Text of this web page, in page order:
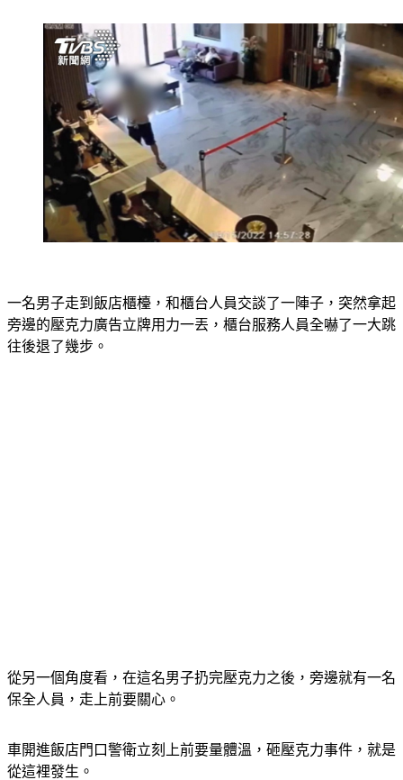
一名男子走到飯店櫃檯，和櫃台人員交談了一陣子，突然拿起
旁邊的壓克力廣告立牌用力一丟，櫃台服務人員全嚇了一大跳
往後退了幾步。
從另一個角度看，在這名男子扔完壓克力之後，旁邊就有一名
保全人員，走上前要關心。
車開進飯店門口警衛立刻上前要量體溫，砸壓克力事件，就是
從這裡發生。